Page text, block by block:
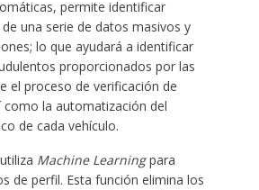
permite identificar
una serie de datos masivos y
lo que ayudará a identificar
proporcionados por las
el proceso de verificación de
como la automatización del
de cada vehículo.
Machine Learningpara
de perfil. Esta función elimina los